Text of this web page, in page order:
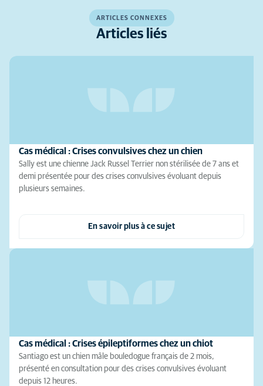
ARTICLES CONNEXES
Articles liés
Cas médical : Crises convulsives chez un chien
Sally est une chienne Jack Russel Terrier non stérilisée de 7 ans et
demi présentée pour des crises convulsives évoluant depuis
plusieurs semaines.
En savoir plus à ce sujet
Cas médical : Crises épileptiformes chez un chiot
Santiago est un chien mâle bouledogue français de 2 mois,
présenté en consultation pour des crises convulsives évoluant
depuis 12 heures.